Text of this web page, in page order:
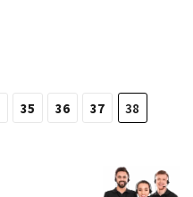
35 36 37 38